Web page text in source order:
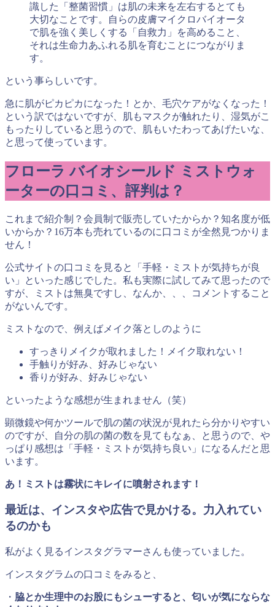
識した「整菌習慣」は肌の未来を左右するとても
大切なことです。自らの皮膚マイクロバイオータ
で肌を強く美しくする「自救力」を高めること、
それは生命力あふれる肌を育むことにつながりま
す。
という事らしいです。
急に肌がピカピカになった！とか、毛穴ケアがなくなった！
という訳ではないですが、肌もマスクが触れたり、湿気がこ
もったりしていると思うので、肌もいたわってあげたいな、
と思って使っています。
フローラ バイオシールド ミストウォ
ーターの 口コミ、評判は？
これまで紹介制？会員制で販売していたからか？知名度が低
いからか？ 16万本も売れているのに口コミが全然見つかりま
せん！
公式サイトの口コミを見ると「手軽・ミストが気持ちが良
い」といった感じでした。私も実際に試してみて思ったので
すが、ミストは無臭ですし、なんか、、、コメントすること
がないんです。
ミストなので、例えばメイク落としのように
すっきりメイクが取れました！メイク取れない！
手触りが好み、好みじゃない
香りが好み、好みじゃない
といったような感想が生まれません（笑）
顕微鏡や何かツールで肌の菌の状況が見れたら分かりやすい
のですが、自分の肌の菌の数を見てもなぁ、と思うので、や
っぱり感想は「手軽・ミストが気持ち良い」になるんだと思
います。
あ！ミストは霧状にキレイに噴射されます！
最近は、 インスタや広告で見かける。力入れてい
るのかも
私がよく見るインスタグラマーさんも使っていました。
インスタグラムの口コミをみると、
・ 脇とか生理中のお股にもシューすると、匂いが気にならな